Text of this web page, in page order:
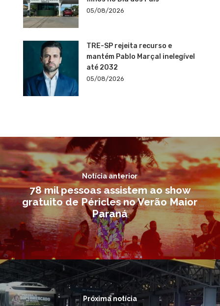
05/08/2026
TRE-SP rejeita recurso e
mantém Pablo Marçal inelegível
até 2032
05/08/2026
Notícia anterior
78 mil pessoas assistem ao show
gratuito de Péricles no Verão Maior
Paraná
Próxima notícia